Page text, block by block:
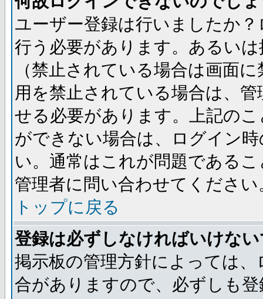
ユーザー登録は行いましたか
行う必要があります。あるい
（禁止されている場合は画面
用を禁止されている場合は、
せる必要があります。上記の
ができない場合は、ログイン
い。通常はこれが問題である
管理者に問い合わせてください
トップに戻る
登録は必ずしなければいけな
掲示板の管理方針によっては
合がありますので、必ずしも